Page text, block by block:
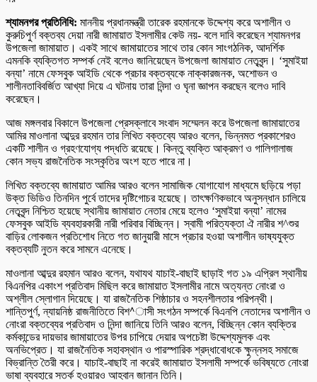
শ্যামনগর প্রতিনিধি: মাননীয় প্রধানমন্ত্রী তারেক রহমানকে উদ্দেশ্য করে অশালীন ও
কুরুচিপুর্ণ বক্তব্য দেয়া নারী জামায়াত ইসলামীর কেউ নয়- বলে দাবি করেছেন শ্যামনগর
উপজেলা জামায়াত। একই সাথে জামায়াতের সাথে তার কোন সাংগঠনিক, আদর্শিক
এমনকি ব্যক্তিগত সম্পর্ক নেই বলেও জানিয়েছেন উপজেলা জামায়াত নেতৃবৃন্দ। ‘সুমাইয়া
বন্যা’ নামে ফেসবুক আইডি থেকে প্রচার বক্তব্যকে নাক্কারজনক, অশোভন ও
শালীনতাবিবর্জিত আখ্যা দিয়ে এ ঘটনায় তারা নিন্দা ও ঘৃনা জ্ঞাপন করছেন বলেও দাবি
করেছেন।
আজ মঙ্গলবার বিকালে উপজেলা প্রেসক্লাবে সংবাদ সম্মেলন করে উপজেলা জামায়াতের
আমির মাওলানা আব্দুর রহমান তার লিখিত বক্তব্যে আরও বলেন, ভিন্নমত প্রকাশেরও
একটি শালীন ও গ্রহণযোগ্য পদ্ধতি রয়েছে। কিন্তু ব্যক্তি আক্রমণ ও গালিগালাজ
কোন সভ্য রাজনৈতিক সংস্কৃতির অংশ হতে পারে না।
লিখিত বক্তব্যে জামায়াত আমির আরও বলেন সামাজিক যোগাযোগ মাধ্যমে ছড়িয়ে পড়া
উক্ত ভিডিও তিনদিন পুর্বে তাদের দৃষ্টিগোচর হয়েছে। তাৎক্ষণিকভাবে অনুসন্ধান চালিয়ে
নেতৃবৃন্দ নিশ্চিত হয়েছে স্থানীয় জামায়াত নেতার মেয়ে হলেও ‘সুমাইয়া বন্যা’ নামের
ফেসবুক আইডি ব্যবহারকারী নারী পরিবার বিচ্ছিন্ন। স্বামী পরিত্যক্তা ঐ নারীর শ^শুর
বাড়ির লোকজন প্রতিশোধ নিতে গত জানুয়ারী মাসে প্রচার হওয়া অশালীন ভাষ্যযুক্ত
বক্তব্যটি নুতন করে সামনে এনেছে।
মাওলানা আব্দুর রহমান আরও বলেন, যথাযথ যাচাই-বাছাই ছাড়াই গত ১৯ এপ্রিল স্থানীয়
বিএনপির একাংশ প্রতিবাদ মিছিল করে জামায়াত ইসলামীর নামে অত্যন্ত নোংরা ও
অশ্লীল স্লোগান দিয়েছে। যা রাজনৈতিক শিষ্ঠাচার ও সহনশীলতার পরিপন্থী।
শান্তিপুর্ণ, ন্যায়নিষ্ঠ রাজনীতিতে বিশ^াসী সংগঠন সম্পর্কে বিএনপি নেতাদের অশালীন ও
নোংরা বক্তব্যের প্রতিবাদ ও নিন্দা জানিয়ে তিনি আরও বলেন, বিচ্ছিন্ন কোন ব্যক্তির
কর্মকান্ডের দায়ভার জামায়াতের উপর চাপিয়ে দেয়ার অপচেষ্টা উদ্দেশ্যমুলক এবং
অনভিপ্রেত। যা রাজনৈতিক সহাবস্থান ও পারস্পারিক শ্রদ্ধাবোধকে ক্ষুন্নসহ সমাজে
বিভ্রান্তি তৈরী করে। যাচাই-বাছাই না করেই জামায়াত ইসলামী সম্পর্কে ভবিষ্যতে নোংরা
ভাষা ব্যবহারে সতর্ক হওয়ারও আহবান জানান তিনি।